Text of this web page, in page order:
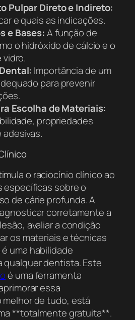
Pulpar Direto e Indireto:
e quais as indicações.
e Bases:A função de
o hidróxido de cálcio e o
vidro.
Importância de um
para prevenir
Escolha de Materiais:
propriedades
adesivas.
o raciocínio clínico ao
específicas sobre o
de cárie profunda. A
corretamente a
avaliar a condição
os materiais e técnicas
uma habilidade
qualquer dentista. Este
é uma ferramenta
essa
de tudo, está
**totalmente gratuita**.